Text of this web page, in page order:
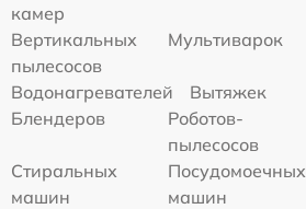
камер
Вертикальных
пылесосов
Мультиварок
Водонагревателей
Вытяжек
Блендеров
Роботов-
пылесосов
Стиральных
машин
Посудомоечных
машин